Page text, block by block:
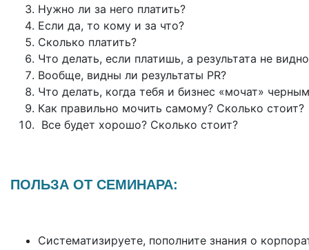
Нужно ли за него платить?
Если да, то кому и за что?
Сколько платить?
Что делать, если платишь, а результата не
Вообще, видны ли результаты PR?
Что делать, когда тебя и бизнес «мочат»
Как правильно мочить самому? Сколько стоит?
Все будет хорошо? Сколько стоит?
ПОЛЬЗА ОТ СЕМИНАРА:
Систематизируете, пополните знания о